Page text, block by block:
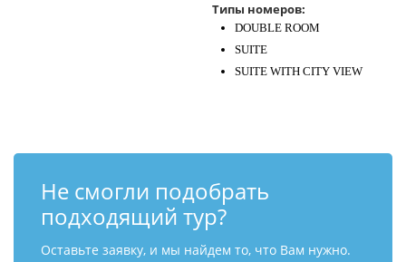
Типы номеров:
DOUBLE ROOM
SUITE
SUITE WITH CITY VIEW
Не смогли подобрать
подходящий тур?
Оставьте заявку, и мы найдем то, что Вам нужно.